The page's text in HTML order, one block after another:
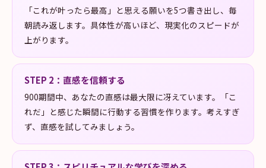
「これが叶ったら最高」と思える願いを5つ書き出し、毎
朝読み返します。具体性が高いほど、現実化のスピードが
上がります。
STEP 2 ： 直感を信頼する
900期間中、あなたの直感は最大限に冴えています。「こ
れだ」と感じた瞬間に行動する習慣を作ります。考えすぎ
ず、直感を試してみましょう。